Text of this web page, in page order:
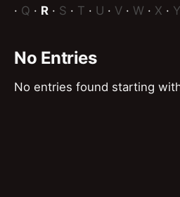
· Q · R · S · T · U · V · W · X · Y
No Entries
No entries found starting